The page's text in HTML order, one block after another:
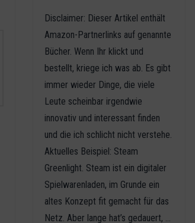
Disclaimer: Dieser Artikel enthält
Amazon-Partnerlinks auf genannte
Bücher. Wenn Ihr klickt und
bestellt, kriege ich was ab. Es gibt
immer wieder Dinge, die viele
Leute scheinbar irgendwie
innovativ und interessant finden
und die ich schlicht nicht verstehe.
Aktuelles Beispiel: Steam
Greenlight. Steam ist ein digitaler
Spielwarenladen, im Grunde ein
altes Konzept fit gemacht für das
Netz. Aber lange hat’s gedauert, …